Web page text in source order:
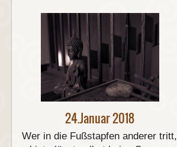
24.Januar 2018
Wer in die Fußstapfen anderer tritt,